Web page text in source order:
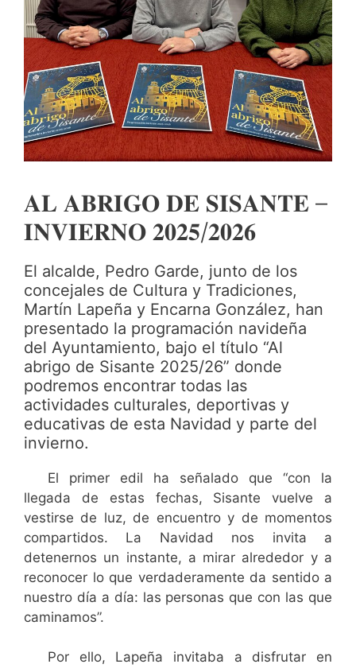
𝐀𝐋 𝐀𝐁𝐑𝐈𝐆𝐎 𝐃𝐄 𝐒𝐈𝐒𝐀𝐍𝐓𝐄 –
𝐈𝐍𝐕𝐈𝐄𝐑𝐍𝐎 𝟐𝟎𝟐𝟓/𝟐𝟎𝟐𝟔
El alcalde, Pedro Garde, junto de los
concejales de Cultura y Tradiciones,
Martín Lapeña y Encarna González, han
presentado la programación navideña
del Ayuntamiento, bajo el título “Al
abrigo de Sisante 2025/26” donde
podremos encontrar todas las
actividades culturales, deportivas y
educativas de esta Navidad y parte del
invierno.
El primer edil ha señalado que “con la
llegada de estas fechas, Sisante vuelve a
vestirse de luz, de encuentro y de momentos
compartidos. La Navidad nos invita a
detenernos un instante, a mirar alrededor y a
reconocer lo que verdaderamente da sentido a
nuestro día a día: las personas que con las que
caminamos”.
Por ello, Lapeña invitaba a disfrutar en